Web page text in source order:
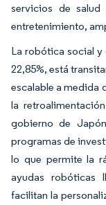
servicios de salud
entretenimiento,
La robótica social
22,85%, está
escalable a medida
la
gobierno de
programas de
lo que permite la
ayudas robóticas
facilitan la